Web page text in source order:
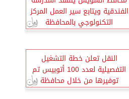
الفندقية ويتابع سير العمل المركز
التكنولوجي بالمحافظة
النقل تعلن خطة التشغيل
التفصيلية لعدد 100 أتوبيس تم
توفيرها من خلال محافظة
القاهرة